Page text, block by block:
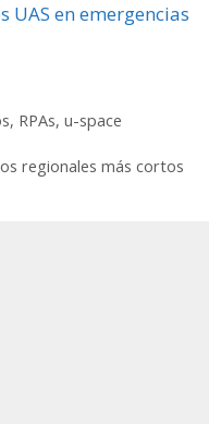
UAS en emergencias
, RPAs,u-space
regionales más cortos